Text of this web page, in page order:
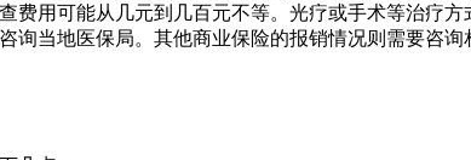
费用可能从几元到几百元不等。光疗或手术等治疗
询当地医保局。其他商业保险的报销情况则需要咨